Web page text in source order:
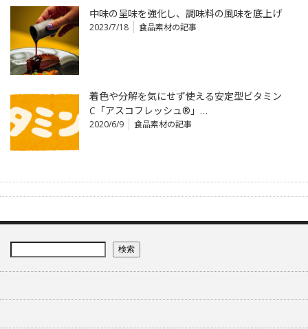
中味の呈味を強化し、調味料の風味を底上げ
2023/7/18 食品素材の記事
着色や分解を気にせず使える安定型ビタミン
C「アスコフレッシュ®」…
2020/6/9 食品素材の記事
検索